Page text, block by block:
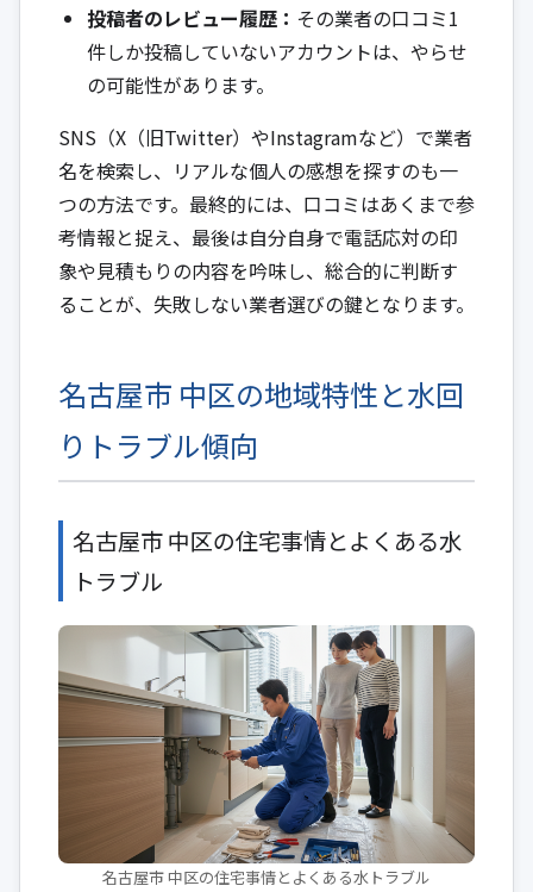
投稿者のレビュー履歴： その業者の口コミ1
件しか投稿していないアカウントは、やらせ
の可能性があります。
SNS（X（旧Twitter）やInstagramなど）で業者
名を検索し、リアルな個人の感想を探すのも一
つの方法です。最終的には、口コミはあくまで参
考情報と捉え、最後は自分自身で電話応対の印
象や見積もりの内容を吟味し、総合的に判断す
ることが、失敗しない業者選びの鍵となります。
名古屋市 中区の地域特性と水回
りトラブル傾向
名古屋市 中区の住宅事情とよくある水
トラブル
名古屋市 中区の住宅事情とよくある水トラブル